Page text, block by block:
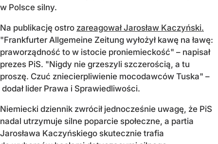
w Polsce silny.
Na publikację ostro zareagował Jarosław Kaczyński.
"Frankfurter Allgemeine Zeitung wyłożył kawę na ławę:
praworządność to w istocie proniemieckość" – napisał
prezes PiS. "Nigdy nie grzeszyli szczerością, a tu
proszę. Czuć zniecierpliwienie mocodawców Tuska" –
dodał lider Prawa i Sprawiedliwości.
Niemiecki dziennik zwrócił jednocześnie uwagę, że PiS
nadal utrzymuje silne poparcie społeczne, a partia
Jarosława Kaczyńskiego skutecznie trafia